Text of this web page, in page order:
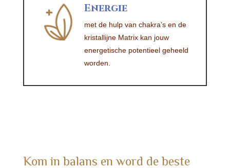
Energie
met de hulp van chakra’s en de
kristallijne Matrix kan jouw
energetische potentieel geheeld
worden.
Kom in balans en word de beste